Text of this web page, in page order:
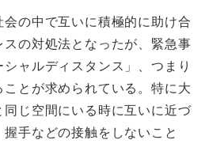
会の中で互いに積極的に助け合
スの対処法となったが、緊急事
ャルディスタンス」、つまり
とが求められている。特に大
じ空間にいる時に互いに近づ
手などの接触をしないこと